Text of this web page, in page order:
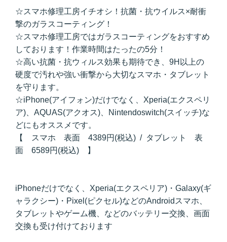
☆スマホ修理工房イチオシ！抗菌・抗ウイルス×耐衝
撃のガラスコーティング！
☆スマホ修理工房ではガラスコーティングをおすすめ
しております！作業時間はたったの5分！
☆高い抗菌・抗ウィルス効果も期待でき、9H以上の
硬度で汚れや強い衝撃から大切なスマホ・タブレット
を守ります。
☆iPhone(アイフォン)だけでなく、Xperia(エクスペリ
ア)、AQUAS(アクオス)、Nintendoswitch(スイッチ)な
どにもオススメです。
【 スマホ 表面 4389円(税込) / タブレット 表
面 6589円(税込) 】
iPhoneだけでなく、Xperia(エクスペリア)・Galaxy(ギ
ャラクシー)・Pixel(ピクセル)などのAndroidスマホ、
タブレットやゲーム機、などのバッテリー交換、画面
交換も受け付けております